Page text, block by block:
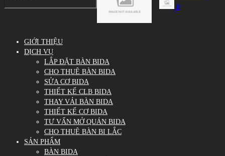
0
GIỚI THIỆU
DỊCH VỤ
LẮP ĐẶT BÀN BIDA
CHO THUÊ BÀN BIDA
SỬA CƠ BIDA
THIẾT KẾ CLB BIDA
THAY VẢI BÀN BIDA
THIẾT KẾ CƠ BIDA
TƯ VẤN MỞ QUÁN BIDA
CHO THUÊ BÀN BI LẮC
SẢN PHẨM
BÀN BIDA